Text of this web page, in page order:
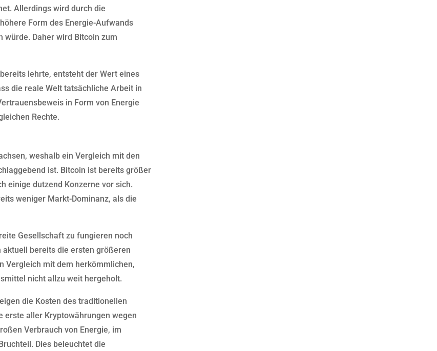
Allerdings wird durch die
Form des Energie-Aufwands
Daher wird Bitcoin zum
lehrte, entsteht der Wert eines
die reale Welt tatsächliche Arbeit in
in Form von Energie
Rechte.
weshalb ein Vergleich mit den
ist. Bitcoin ist bereits größer
einige dutzend Konzerne vor sich.
weniger Markt-Dominanz, als die
Gesellschaft zu fungieren noch
bereits die ersten größeren
Vergleich mit dem herkömmlichen,
nicht allzu weit hergeholt.
die Kosten des traditionellen
erste aller Kryptowährungen wegen
Verbrauch von Energie, im
Dies beleuchtet die